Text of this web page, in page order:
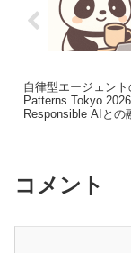
自律型エージェント
Patterns Tokyo
Responsible AIとの
コメント